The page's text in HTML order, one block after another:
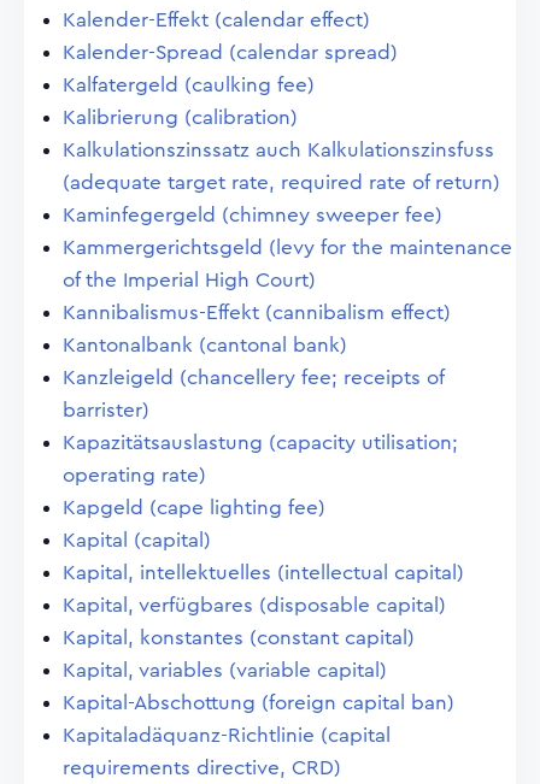
Kalender-Effekt (calendar effect)
Kalender-Spread (calendar spread)
Kalfatergeld (caulking fee)
Kalibrierung (calibration)
Kalkulationszinssatz auch Kalkulationszinsfuss
(adequate target rate, required rate of return)
Kaminfegergeld (chimney sweeper fee)
Kammergerichtsgeld (levy for the maintenance
of the Imperial High Court)
Kannibalismus-Effekt (cannibalism effect)
Kantonalbank (cantonal bank)
Kanzleigeld (chancellery fee; receipts of
barrister)
Kapazitätsauslastung (capacity utilisation;
operating rate)
Kapgeld (cape lighting fee)
Kapital (capital)
Kapital, intellektuelles (intellectual capital)
Kapital, verfügbares (disposable capital)
Kapital, konstantes (constant capital)
Kapital, variables (variable capital)
Kapital-Abschottung (foreign capital ban)
Kapitaladäquanz-Richtlinie (capital
requirements directive, CRD)